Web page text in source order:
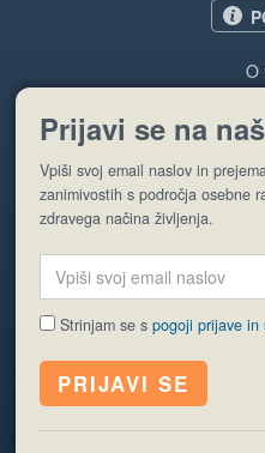
O
© EyeCatching. Vse
ISSN 1581-2332
Politika
Prijavi se na
Vpiši svoj email naslov in
zanimivostih s področja osebne
zdravega načina življenja.
Strinjam se spogoji prijave in